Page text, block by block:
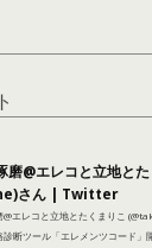
磨@エレコと立地と
さん | Twitter
@エレコと立地とたくまりこ
診断ツール「エレメンツコード